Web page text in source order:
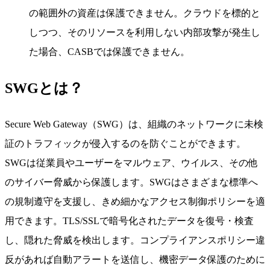
の範囲外の資産は保護できません。クラウドを標的と
しつつ、そのリソースを利用しない内部攻撃が発生し
た場合、CASBでは保護できません。
SWGとは？
Secure Web Gateway（SWG）は、組織のネットワークに未検
証のトラフィックが侵入するのを防ぐことができます。
SWGは従業員やユーザーをマルウェア、ウイルス、その他
のサイバー脅威から保護します。SWGはさまざまな標準へ
の規制遵守を支援し、きめ細かなアクセス制御ポリシーを適
用できます。TLS/SSLで暗号化されたデータを復号・検査
し、隠れた脅威を検出します。コンプライアンスポリシー違
反があれば自動アラートを送信し、機密データ保護のために